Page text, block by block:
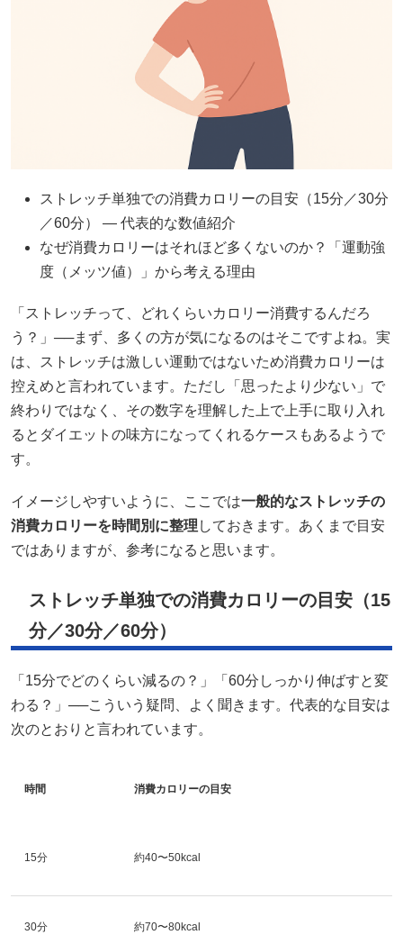
ストレッチ単独での消費カロリーの目安（15分／30分
／60分） — 代表的な数値紹介
なぜ消費カロリーはそれほど多くないのか？「運動強
度（メッツ値）」から考える理由
「ストレッチって、どれくらいカロリー消費するんだろ
う？」──まず、多くの方が気になるのはそこですよね。実
は、ストレッチは激しい運動ではないため消費カロリーは
控えめと言われています。ただし「思ったより少ない」で
終わりではなく、その数字を理解した上で上手に取り入れ
るとダイエットの味方になってくれるケースもあるようで
す。
イメージしやすいように、ここでは一般的なストレッチの
消費カロリーを時間別に整理 しておきます。あくまで目安
ではありますが、参考になると思います。
ストレッチ単独での消費カロリーの目安（15
分／30分／60分）
「15分でどのくらい減るの？」「60分しっかり伸ばすと変
わる？」──こういう疑問、よく聞きます。代表的な目安は
次のとおりと言われています。
時間 消費カロリーの目安
15分 約40〜50kcal
30分 約70〜80kcal